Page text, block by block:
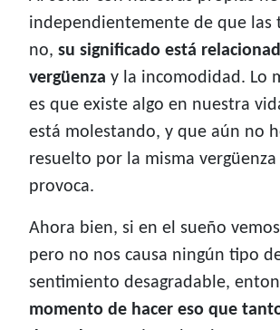
independientemente de que las
no, su significado está
vergüenza y la incomodidad. Lo
es que existe algo en nuestra
está molestando, y que aún no
resuelto por la misma
provoca.
Ahora bien, si en el sueño
pero no nos causa ningún tipo
sentimiento desagradable,
momento de hacer eso que